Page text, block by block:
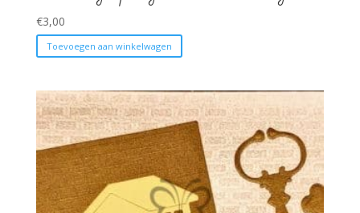
€3,00
Toevoegen aan winkelwagen